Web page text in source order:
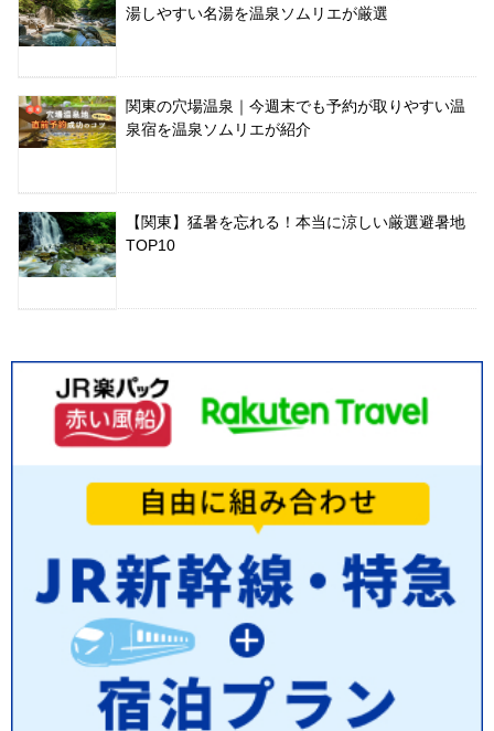
湯しやすい名湯を温泉ソムリエが厳選
関東の穴場温泉｜今週末でも予約が取りやすい温
泉宿を温泉ソムリエが紹介
【関東】猛暑を忘れる！本当に涼しい厳選避暑地
TOP10